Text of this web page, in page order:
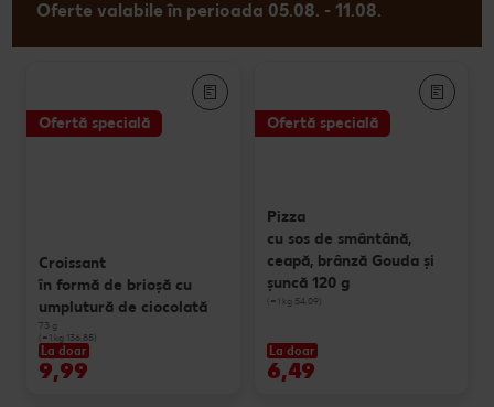
Oferte valabile în perioada 05.08. - 11.08.
Ofertă specială
Croissant
în formă de brioșă cu
umplutură de ciocolată
73 g
(=1 kg 136.85)
La doar
9,99
Ofertă specială
Pizza
cu sos de smântână,
ceapă, brânză Gouda și
șuncă 120 g
(=1 kg 54.09)
La doar
6,49